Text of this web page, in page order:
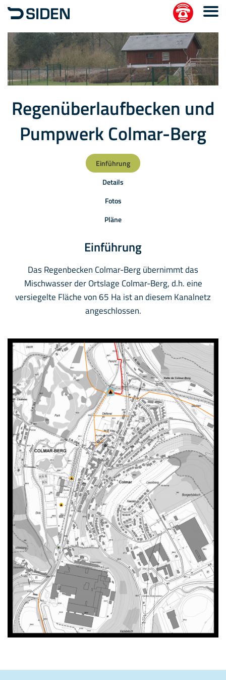
Regenüberlaufbecken und
Pumpwerk Colmar-Berg
Einführung
Details
Fotos
Pläne
Einführung
Das Regenbecken Colmar-Berg übernimmt das
Mischwasser der Ortslage Colmar-Berg, d.h. eine
versiegelte Fläche von 65 Ha ist an diesem Kanalnetz
angeschlossen.